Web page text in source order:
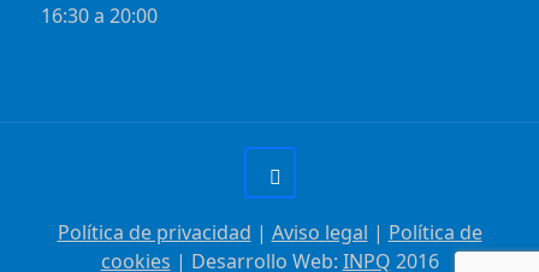
16:30 a 20:00
Política de privacidad | Aviso legal | Política de
cookies | Desarrollo Web: INPQ 2016